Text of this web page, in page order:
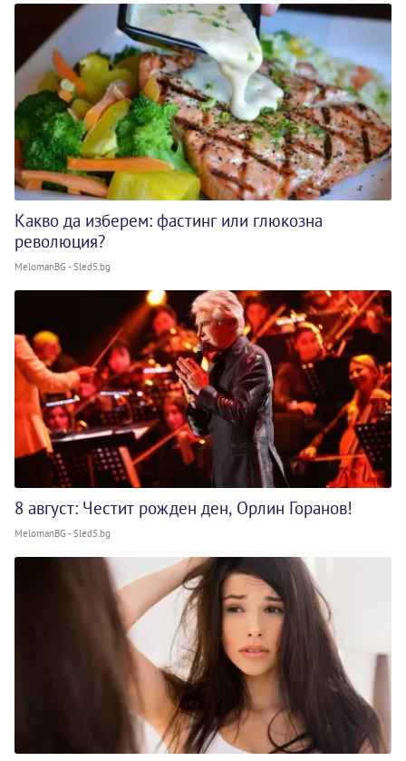
Какво да изберем: фастинг или глюкозна
революция?
MelomanBG - Sled5.bg
8 август: Честит рожден ден, Орлин Горанов!
MelomanBG - Sled5.bg